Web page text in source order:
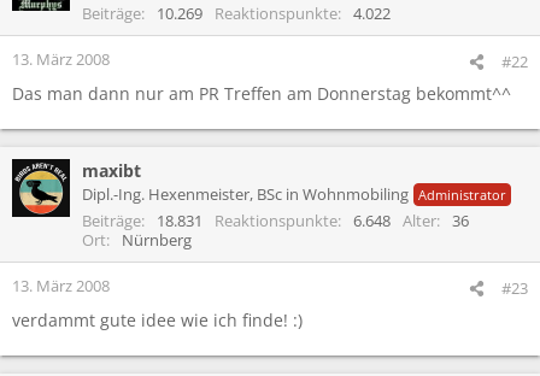
Beiträge
10.269 Reaktionspunkte 4.022
13. März 2008 #22
Das man dann nur am PR Treffen am Donnerstag bekommt^^
maxibt
Dipl.-Ing. Hexenmeister, BSc in Wohnmobiling Administrator
Beiträge 18.831 Reaktionspunkte 6.648 Alter
36
Ort
Nürnberg
13. März 2008 #23
verdammt gute idee wie ich finde! :)